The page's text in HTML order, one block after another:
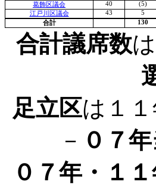
葛飾区議会
40 (5)
江戸川区議会
43 5
合計
130
合計議席数は
足立区は１
－ ０７
０７年・１